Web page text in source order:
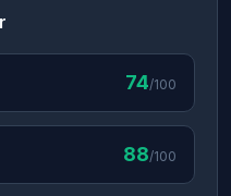
74/100
88/100